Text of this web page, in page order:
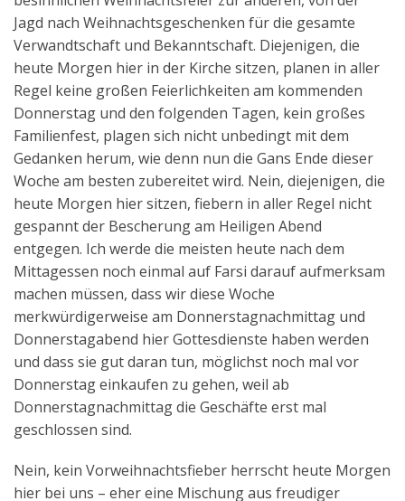
Jagd nach Weihnachtsgeschenken für die gesamte
Verwandtschaft und Bekanntschaft. Diejenigen, die
heute Morgen hier in der Kirche sitzen, planen in aller
Regel keine großen Feierlichkeiten am kommenden
Donnerstag und den folgenden Tagen, kein großes
Familienfest, plagen sich nicht unbedingt mit dem
Gedanken herum, wie denn nun die Gans Ende dieser
Woche am besten zubereitet wird. Nein, diejenigen, die
heute Morgen hier sitzen, fiebern in aller Regel nicht
gespannt der Bescherung am Heiligen Abend
entgegen. Ich werde die meisten heute nach dem
Mittagessen noch einmal auf Farsi darauf aufmerksam
machen müssen, dass wir diese Woche
merkwürdigerweise am Donnerstagnachmittag und
Donnerstagabend hier Gottesdienste haben werden
und dass sie gut daran tun, möglichst noch mal vor
Donnerstag einkaufen zu gehen, weil ab
Donnerstagnachmittag die Geschäfte erst mal
geschlossen sind.
Nein, kein Vorweihnachtsfieber herrscht heute Morgen
hier bei uns – eher eine Mischung aus freudiger